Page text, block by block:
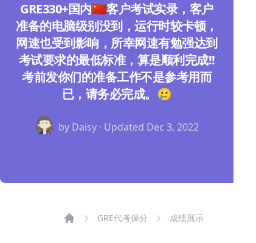
GRE330+国内🇨🇳客户考试实录，客户
准备的电脑级别没到，运行时较卡顿，
网速也受到影响，所幸网速有勉强达到
考试要求的最低标准，算是顺利完成!!
考前发你们的准备工作不是参考用而
已，请务必完成。🥲
by Daisy · Updated Dec 3, 2022
GRE代考保分 成绩展示